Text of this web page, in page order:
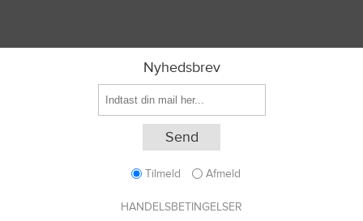
Nyhedsbrev
Tilmeld Afmeld
HANDELSBETINGELSER